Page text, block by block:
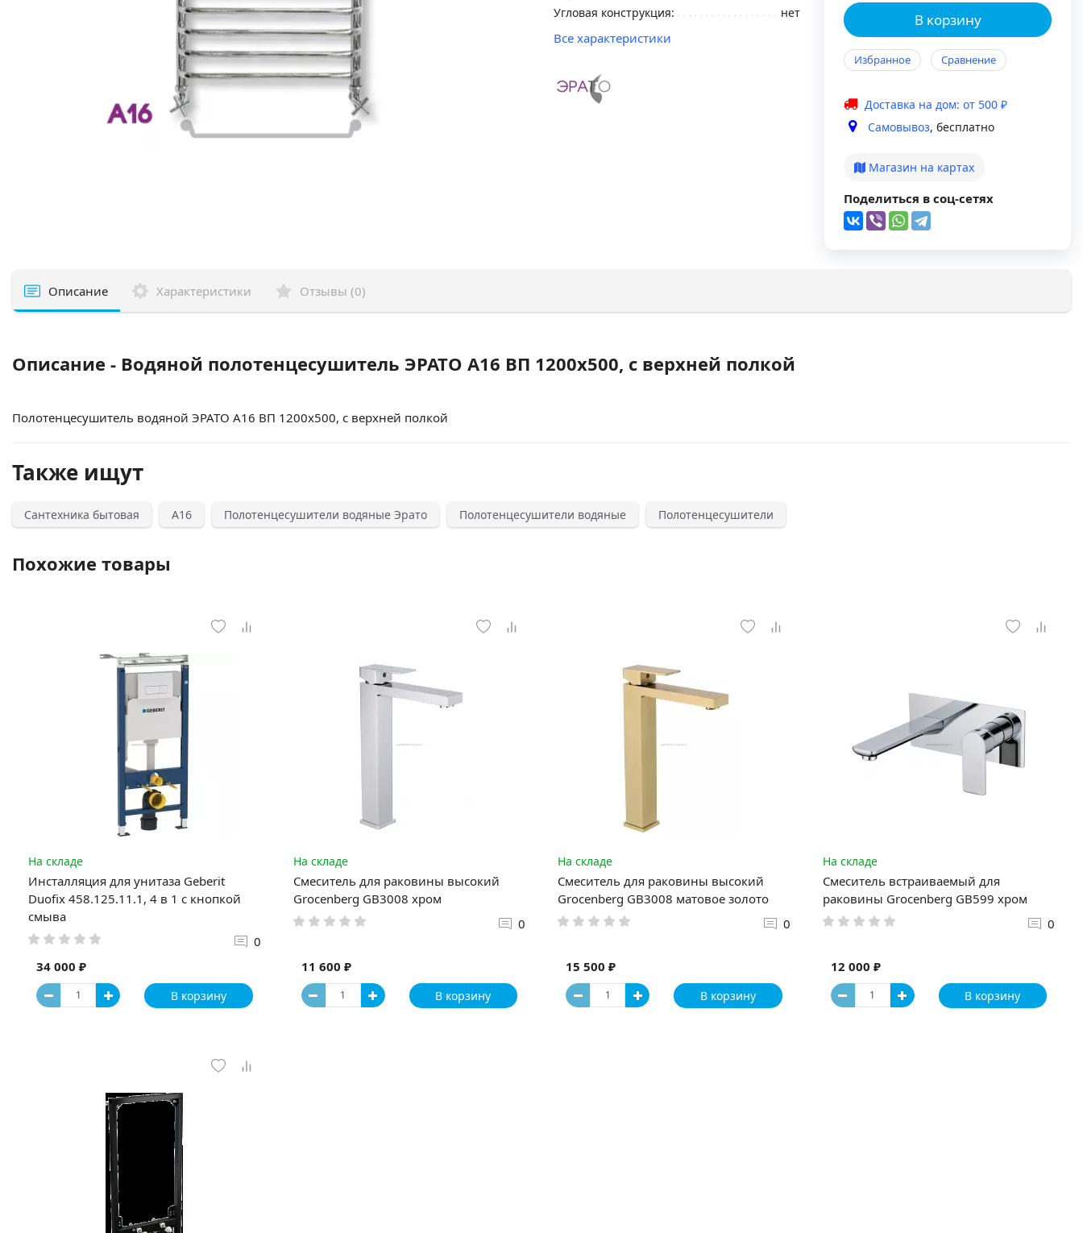
В корзину
Избранное Сравнение
Доставка на дом: от 500 ₽
Самовывоз, бесплатно
Магазин на картах
Поделиться в соц-сетях
Угловая конструкция:
нет
Все характеристики
Описание Характеристики Отзывы (0)
Описание - Водяной полотенцесушитель ЭРАТО А16 ВП 1200x500, с верхней полкой
Полотенцесушитель водяной ЭРАТО А16 ВП 1200x500, с верхней полкой
Также ищут
Сантехника бытовая А16 Полотенцесушители водяные Эрато Полотенцесушители водяные Полотенцесушители
Похожие товары
На складе
Инсталляция для унитаза Geberit
Duofix 458.125.11.1, 4 в 1 с кнопкой
смыва
0
34 000 ₽
В корзину
На складе
Смеситель для раковины высокий
Grocenberg GB3008 хром
0
11 600 ₽
В корзину
На складе
Смеситель для раковины высокий
Grocenberg GB3008 матовое золото
0
15 500 ₽
В корзину
На складе
Смеситель встраиваемый для
раковины Grocenberg GB599 хром
0
12 000 ₽
В корзину